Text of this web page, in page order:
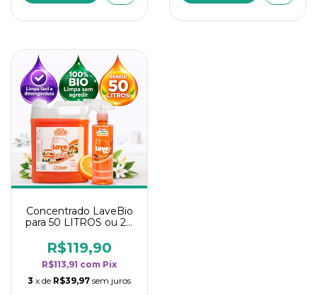
Concentrado LaveBio
para 50 LITROS ou 20
rendimento da
categoria - Flor de
Laranjeira
R$119,90
R$113,91 com Pix
3 x de R$39,97 sem juros